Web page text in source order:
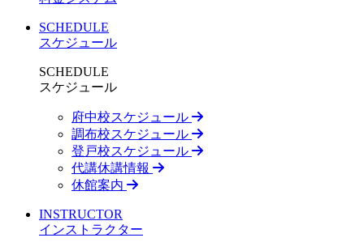
SCHEDULE
スケジュール
SCHEDULE
スケジュール
府中校スケジュール
調布校スケジュール
登戸校スケジュール
代講休講情報
休館案内
INSTRUCTOR
インストラクター